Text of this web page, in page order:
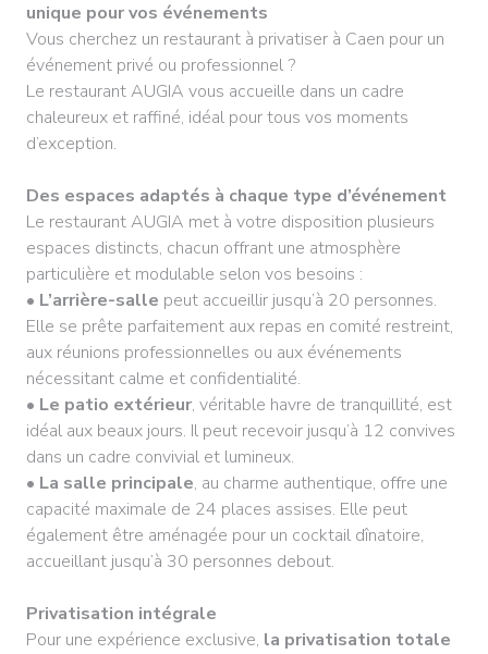
unique pour vos événements
Vous cherchez un restaurant à privatiser à Caen pour un
événement privé ou professionnel ?
Le restaurant AUGIA vous accueille dans un cadre
chaleureux et raffiné, idéal pour tous vos moments
d’exception.
Des espaces adaptés à chaque type d’événement
Le restaurant AUGIA met à votre disposition plusieurs
espaces distincts, chacun offrant une atmosphère
particulière et modulable selon vos besoins :
• L’arrière-salle peut accueillir jusqu’à 20 personnes.
Elle se prête parfaitement aux repas en comité restreint,
aux réunions professionnelles ou aux événements
nécessitant calme et confidentialité.
• Le patio extérieur, véritable havre de tranquillité, est
idéal aux beaux jours. Il peut recevoir jusqu’à 12 convives
dans un cadre convivial et lumineux.
• La salle principale, au charme authentique, offre une
capacité maximale de 24 places assises. Elle peut
également être aménagée pour un cocktail dînatoire,
accueillant jusqu’à 30 personnes debout.
Privatisation intégrale
Pour une expérience exclusive, la privatisation totale